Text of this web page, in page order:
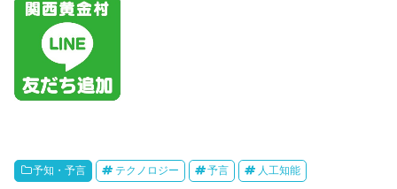
予知・予言 テクノロジー 予言 人工知能